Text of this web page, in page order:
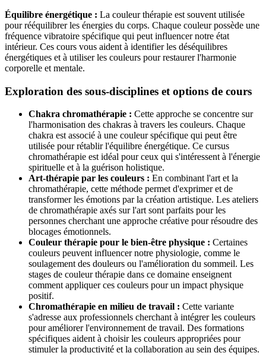
Équilibre énergétique : La couleur thérapie est souvent utilisée
pour rééquilibrer les énergies du corps. Chaque couleur possède une
fréquence vibratoire spécifique qui peut influencer notre état
intérieur. Ces cours vous aident à identifier les déséquilibres
énergétiques et à utiliser les couleurs pour restaurer l'harmonie
corporelle et mentale.
Exploration des sous-disciplines et options de cours
Chakra chromathérapie : Cette approche se concentre sur
l'harmonisation des chakras à travers les couleurs. Chaque
chakra est associé à une couleur spécifique qui peut être
utilisée pour rétablir l'équilibre énergétique. Ce cursus
chromathérapie est idéal pour ceux qui s'intéressent à l'énergie
spirituelle et à la guérison holistique.
Art-thérapie par les couleurs : En combinant l'art et la
chromathérapie, cette méthode permet d'exprimer et de
transformer les émotions par la création artistique. Les ateliers
de chromathérapie axés sur l'art sont parfaits pour les
personnes cherchant une approche créative pour résoudre des
blocages émotionnels.
Couleur thérapie pour le bien-être physique : Certaines
couleurs peuvent influencer notre physiologie, comme le
soulagement des douleurs ou l'amélioration du sommeil. Les
stages de couleur thérapie dans ce domaine enseignent
comment appliquer ces couleurs pour un impact physique
positif.
Chromathérapie en milieu de travail : Cette variante
s'adresse aux professionnels cherchant à intégrer les couleurs
pour améliorer l'environnement de travail. Des formations
spécifiques aident à choisir les couleurs appropriées pour
stimuler la productivité et la collaboration au sein des équipes.